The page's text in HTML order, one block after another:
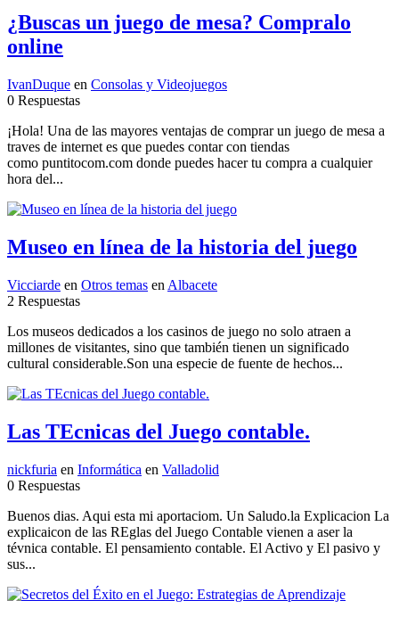
¿Buscas un juego de mesa? Compralo
online
IvanDuque en Consolas y Videojuegos
0 Respuestas
¡Hola! Una de las mayores ventajas de comprar un juego de mesa a
traves de internet es que puedes contar con tiendas
como puntitocom.com donde puedes hacer tu compra a cualquier
hora del...
Museo en línea de la historia del juego
Vicciarde en Otros temas en Albacete
2 Respuestas
Los museos dedicados a los casinos de juego no solo atraen a
millones de visitantes, sino que también tienen un significado
cultural considerable.Son una especie de fuente de hechos...
Las TEcnicas del Juego contable.
nickfuria en Informática en Valladolid
0 Respuestas
Buenos dias. Aqui esta mi aportaciom. Un Saludo.la Explicacion La
explicaicon de las REglas del Juego Contable vienen a aser la
tévnica contable. El pensamiento contable. El Activo y El pasivo y
sus...